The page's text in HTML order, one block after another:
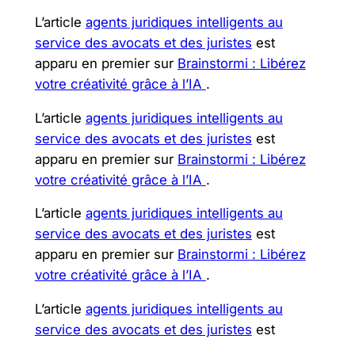
L’article agents juridiques intelligents au
service des avocats et des juristes est
apparu en premier sur Brainstormi : Libérez
votre créativité grâce à l’IA .
L’article agents juridiques intelligents au
service des avocats et des juristes est
apparu en premier sur Brainstormi : Libérez
votre créativité grâce à l’IA .
L’article agents juridiques intelligents au
service des avocats et des juristes est
apparu en premier sur Brainstormi : Libérez
votre créativité grâce à l’IA .
L’article agents juridiques intelligents au
service des avocats et des juristes est